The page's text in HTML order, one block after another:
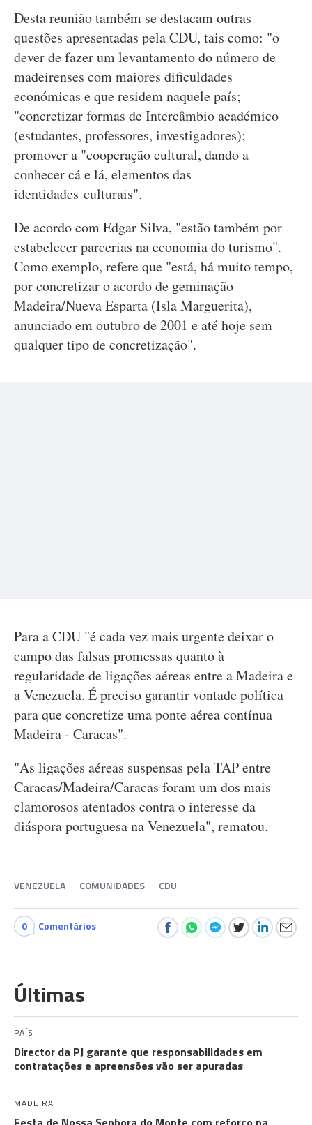
Desta reunião também se destacam outras
questões apresentadas pela CDU, tais como: "o
dever de fazer um levantamento do número de
madeirenses com maiores dificuldades
económicas e que residem naquele país;
"concretizar formas de Intercâmbio académico
(estudantes, professores, investigadores);
promover a "cooperação cultural, dando a
conhecer cá e lá, elementos das
identidades culturais".
De acordo com Edgar Silva, "estão também por
estabelecer parcerias na economia do turismo".
Como exemplo, refere que "está, há muito tempo,
por concretizar o acordo de geminação
Madeira/Nueva Esparta (Isla Marguerita),
anunciado em outubro de 2001 e até hoje sem
qualquer tipo de concretização".
Para a CDU "é cada vez mais urgente deixar o
campo das falsas promessas quanto à
regularidade de ligações aéreas entre a Madeira e
a Venezuela. É preciso garantir vontade política
para que concretize uma ponte aérea contínua
Madeira - Caracas".
"As ligações aéreas suspensas pela TAP entre
Caracas/Madeira/Caracas foram um dos mais
clamorosos atentados contra o interesse da
diáspora portuguesa na Venezuela", rematou.
VENEZUELA COMUNIDADES CDU
0 Comentários
Últimas
PAÍS
Director da PJ garante que responsabilidades em
contratações e apreensões vão ser apuradas
MADEIRA